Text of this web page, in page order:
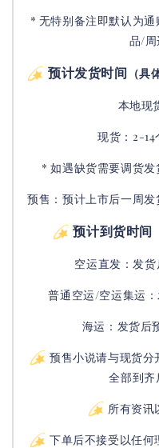
* 无特别备注即默认为
品/
预计发货时间 （
本地现
现货：2-14
* 如遇缺货需要调货
预售：预计上市后一周
预计到货时间
空运直发：发货
普通空运/空运集运：
海运：发货后
预售小说请与现货
全部到齐
所有资讯
下单后不接受以任